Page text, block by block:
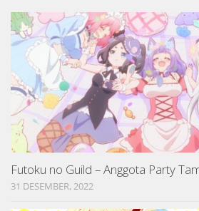
Futoku no Guild – Anggota Party
31 DESEMBER, 2022